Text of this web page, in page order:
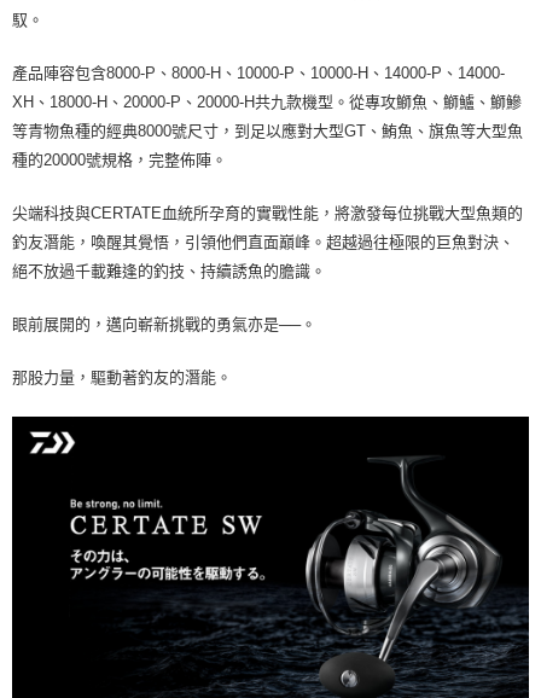
馭。
產品陣容包含8000-P、8000-H、10000-P、10000-H、14000-P、14000-
XH、18000-H、20000-P、20000-H共九款機型。從專攻鰤魚、鰤鱸、鰤鰺
等青物魚種的經典8000號尺寸，到足以應對大型GT、鮪魚、旗魚等大型魚
種的20000號規格，完整佈陣。
尖端科技與CERTATE血統所孕育的實戰性能，將激發每位挑戰大型魚類的
釣友潛能，喚醒其覺悟，引領他們直面巔峰。超越過往極限的巨魚對決、
絕不放過千載難逢的釣技、持續誘魚的膽識。
眼前展開的，邁向嶄新挑戰的勇氣亦是──。
那股力量，驅動著釣友的潛能。